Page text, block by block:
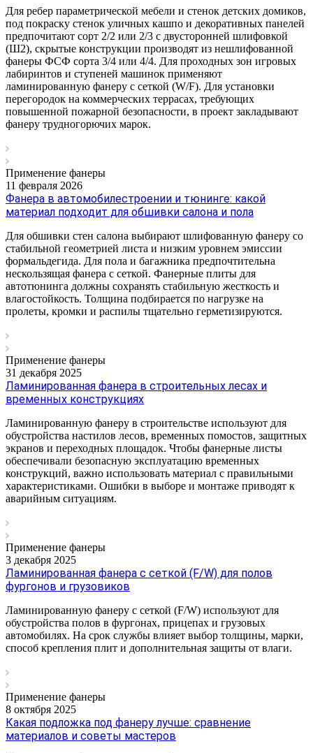
Для ребер параметрической мебели и стенок детских домиков,
под покраску стенок уличных кашпо и декоративных панелей
предпочитают сорт 2/2 или 2/3 с двусторонней шлифовкой
(Ш2), скрытые конструкции производят из нешлифованной
фанеры ФСФ сорта 3/4 или 4/4. Для проходных зон игровых
лабиринтов и ступеней машинок применяют
ламинированную фанеру с сеткой (W/F). Для установки
перегородок на коммерческих террасах, требующих
повышенной пожарной безопасности, в проект закладывают
фанеру трудногорючих марок.
Применение фанеры
11 февраля 2026
Фанера в автомобилестроении и тюнинге: какой
материал подходит для обшивки салона и пола
Для обшивки стен салона выбирают шлифованную фанеру со
стабильной геометрией листа и низким уровнем эмиссии
формальдегида. Для пола и багажника предпочтительна
нескользящая фанера с сеткой. Фанерные плиты для
автотюнинга должны сохранять стабильную жесткость и
влагостойкость. Толщина подбирается по нагрузке на
пролеты, кромки и распилы тщательно герметизируются.
Применение фанеры
31 декабря 2025
Ламинированная фанера в строительных лесах и
временных конструкциях
Ламинированную фанеру в строительстве используют для
обустройства настилов лесов, временных помостов, защитных
экранов и переходных площадок. Чтобы фанерные листы
обеспечивали безопасную эксплуатацию временных
конструкций, важно использовать материал с правильными
характеристиками. Ошибки в выборе и монтаже приводят к
аварийным ситуациям.
Применение фанеры
3 декабря 2025
Ламинированная фанера с сеткой (F/W) для полов
фургонов и грузовиков
Ламинированную фанеру с сеткой (F/W) используют для
обустройства полов в фургонах, прицепах и грузовых
автомобилях. На срок службы влияет выбор толщины, марки,
способ крепления плит и дополнительная защиты от влаги.
Применение фанеры
8 октября 2025
Какая подложка под фанеру лучше: сравнение
материалов и советы мастеров